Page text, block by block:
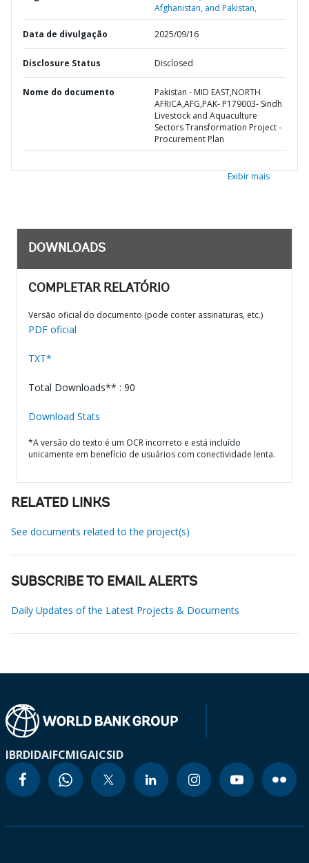
Afghanistan, and Pakistan,
Data de divulgação 2025/09/16
Disclosure Status Disclosed
Nome do documento
Pakistan - MID EAST,NORTH
AFRICA,AFG,PAK- P179003- Sindh
Livestock and Aquaculture
Sectors Transformation Project -
Procurement Plan
Exibir mais
DOWNLOADS
COMPLETAR RELATÓRIO
Versão oficial do documento (pode conter assinaturas, etc.)
PDF oficial
TXT*
Total Downloads** : 90
Download Stats
*A versão do texto é um OCR incorreto e está incluído
unicamente em benefício de usuários com conectividade lenta.
RELATED LINKS
See documents related to the project(s)
SUBSCRIBE TO EMAIL ALERTS
Daily Updates of the Latest Projects & Documents
IBRDIDAIFCMIGAICSID